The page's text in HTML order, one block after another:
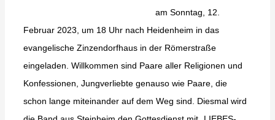
am Sonntag, 12.
Februar 2023, um 18 Uhr nach Heidenheim in das
evangelische Zinzendorfhaus in der Römerstraße
eingeladen. Willkommen sind Paare aller Religionen und
Konfessionen, Jungverliebte genauso wie Paare, die
schon lange miteinander auf dem Weg sind. Diesmal wird